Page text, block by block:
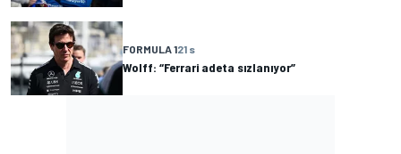
FORMULA 121 s
Wolff: “Ferrari adeta sızlanıyor”